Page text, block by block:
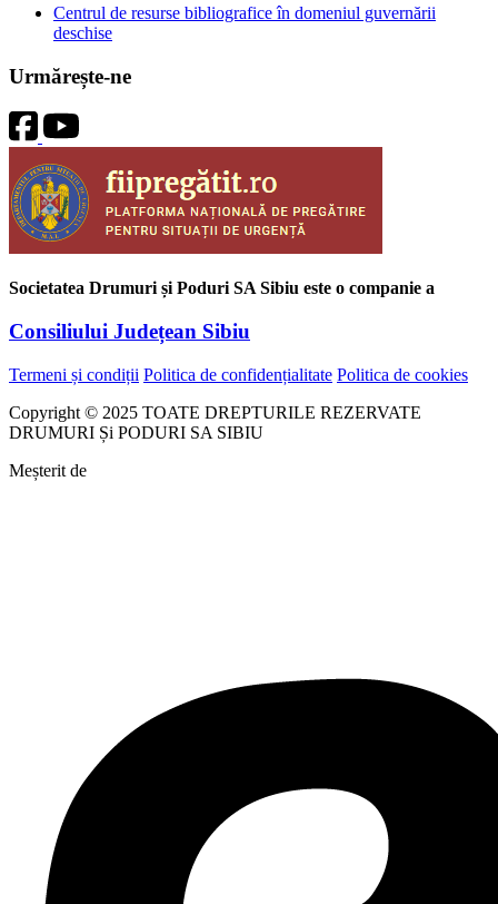
Centrul de resurse bibliografice în domeniul guvernării
deschise
Urmărește-ne
Societatea Drumuri și Poduri SA Sibiu este o companie a
Consiliului Județean Sibiu
Termeni și condiții Politica de confidențialitate Politica de cookies
Copyright © 2025 TOATE DREPTURILE REZERVATE
DRUMURI Și PODURI SA SIBIU
Meșterit de